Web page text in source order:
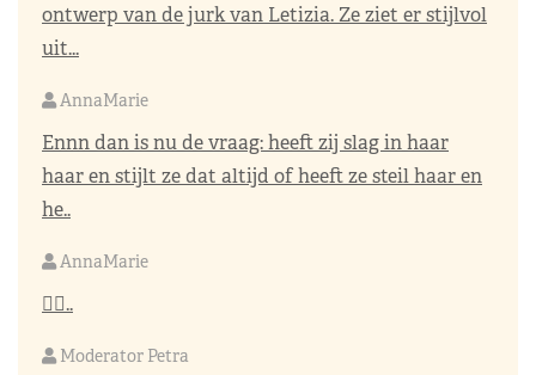
ontwerp van de jurk van Letizia. Ze ziet er stijlvol
uit...
AnnaMarie
Ennn dan is nu de vraag: heeft zij slag in haar
haar en stijlt ze dat altijd of heeft ze steil haar en
he..
AnnaMarie
👌🏼..
Moderator Petra